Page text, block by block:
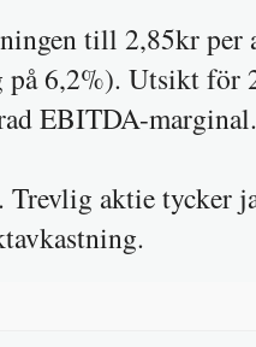
till 2,85kr per
på 6,2%). Utsikt
EBITDA-marginal.
Trevlig aktie tycker